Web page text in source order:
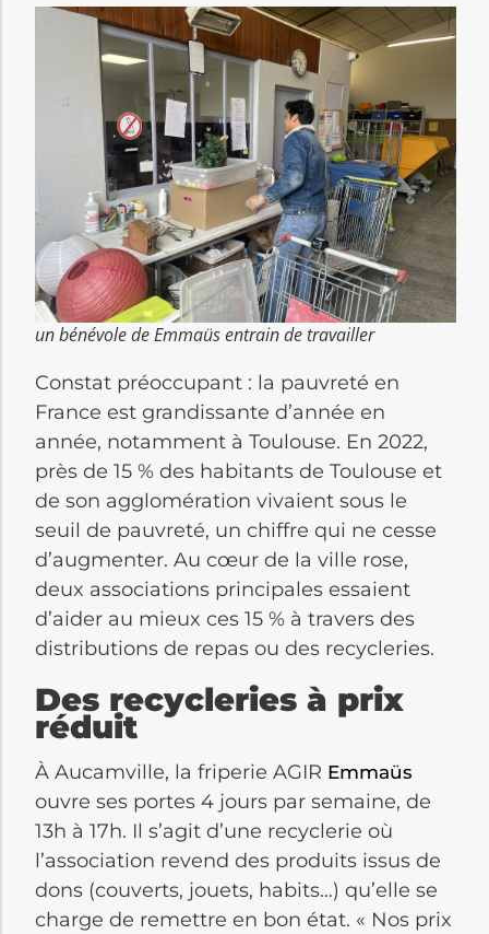
un bénévole de Emmaüs entrain de travailler
Constat préoccupant : la pauvreté en
France est grandissante d’année en
année, notamment à Toulouse. En 2022,
près de 15 % des habitants de Toulouse et
de son agglomération vivaient sous le
seuil de pauvreté, un chiffre qui ne cesse
d’augmenter. Au cœur de la ville rose,
deux associations principales essaient
d’aider au mieux ces 15 % à travers des
distributions de repas ou des recycleries.
Des recycleries à prix
réduit
À Aucamville, la friperie AGIR Emmaüs
ouvre ses portes 4 jours par semaine, de
13h à 17h. Il s’agit d’une recyclerie où
l’association revend des produits issus de
dons (couverts, jouets, habits…) qu’elle se
charge de remettre en bon état. « Nos prix